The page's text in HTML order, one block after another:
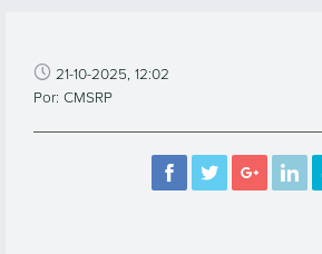
21-10-2025, 12:02
Por: CMSRP